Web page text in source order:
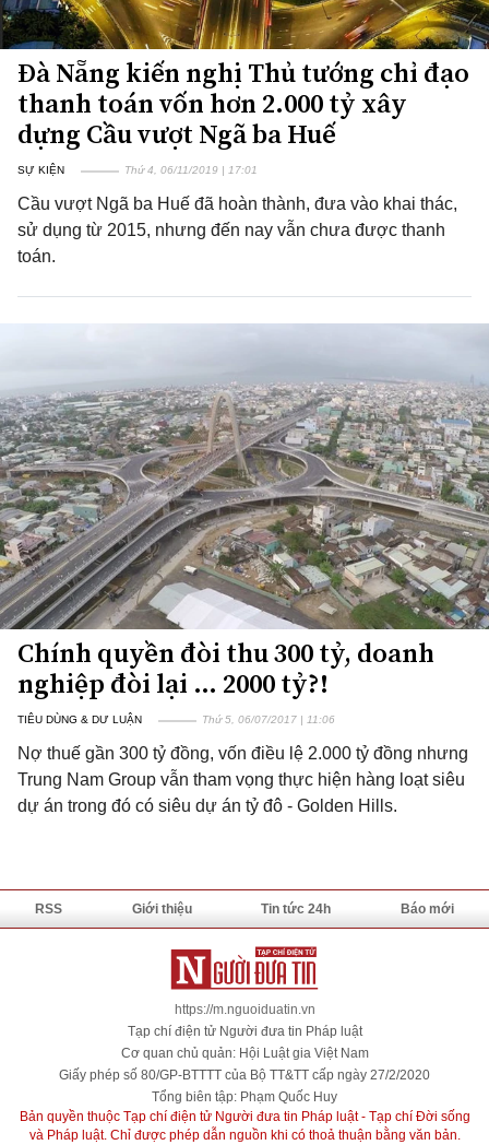
Đà Nẵng kiến nghị Thủ tướng chỉ đạo
thanh toán vốn hơn 2.000 tỷ xây
dựng Cầu vượt Ngã ba Huế
SỰ KIỆN Thứ 4, 06/11/2019 | 17:01
Cầu vượt Ngã ba Huế đã hoàn thành, đưa vào khai thác,
sử dụng từ 2015, nhưng đến nay vẫn chưa được thanh
toán.
Chính quyền đòi thu 300 tỷ, doanh
nghiệp đòi lại … 2000 tỷ?!
TIÊU DÙNG & DƯ LUẬN Thứ 5, 06/07/2017 | 11:06
Nợ thuế gần 300 tỷ đồng, vốn điều lệ 2.000 tỷ đồng nhưng
Trung Nam Group vẫn tham vọng thực hiện hàng loạt siêu
dự án trong đó có siêu dự án tỷ đô - Golden Hills.
RSS Giới thiệu Tin tức 24h Báo mới
https://m.nguoiduatin.vn
Tạp chí điện tử Người đưa tin Pháp luật
Cơ quan chủ quản: Hội Luật gia Việt Nam
Giấy phép số 80/GP-BTTTT của Bộ TT&TT cấp ngày 27/2/2020
Tổng biên tập: Phạm Quốc Huy
Bản quyền thuộc Tạp chí điện tử Người đưa tin Pháp luật - Tạp chí Đời sống
và Pháp luật. Chỉ được phép dẫn nguồn khi có thoả thuận bằng văn bản.